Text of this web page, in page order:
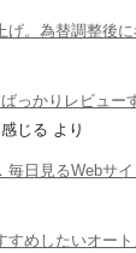
げ。為替調整後
っかりレビュー
じる より
毎日見るWebサ
すめしたいオー